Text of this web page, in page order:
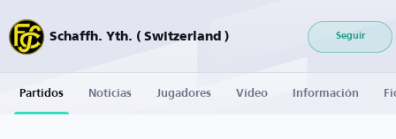
Schaffh. Yth. ( Switzerland ) Seguir
Partidos Noticias Jugadores Vídeo Información